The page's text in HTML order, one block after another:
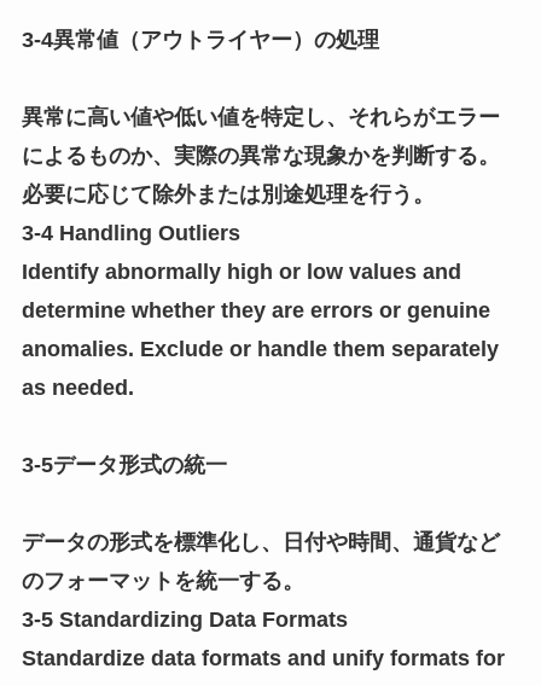
3-4異常値（アウトライヤー）の処理
異常に高い値や低い値を特定し、それらがエラー
によるものか、実際の異常な現象かを判断する。
必要に応じて除外または別途処理を行う。
3-4 Handling Outliers
Identify abnormally high or low values and
determine whether they are errors or genuine
anomalies. Exclude or handle them separately
as needed.
3-5データ形式の統一
データの形式を標準化し、日付や時間、通貨など
のフォーマットを統一する。
3-5 Standardizing Data Formats
Standardize data formats and unify formats for